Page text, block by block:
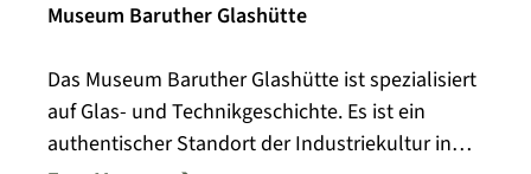
Museum Baruther Glashütte
Das Museum Baruther Glashütte ist spezialisiert
auf Glas- und Technikgeschichte. Es ist ein
authentischer Standort der Industriekultur in